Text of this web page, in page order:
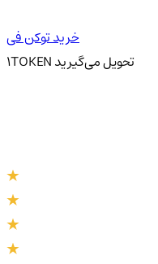
خرید توکن فی
1TOKEN تحویلمی‌گیرید